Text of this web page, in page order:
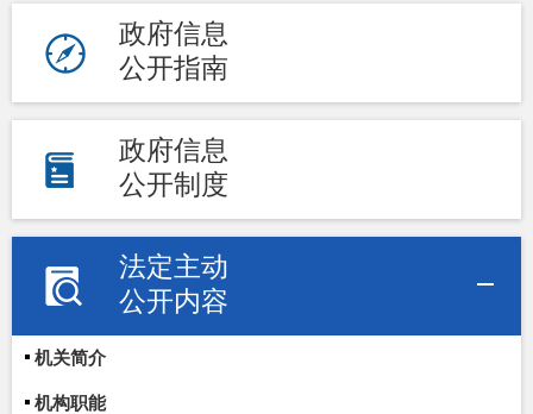
政府信息
公开指南
政府信息
公开制度
法定主动
公开内容
机关简介
机构职能